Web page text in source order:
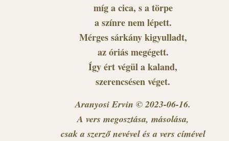
míg a cica, s a törpe
a színre nem lépett.
Mérges sárkány kigyulladt,
az óriás megégett.
Így ért végül a kaland,
szerencsésen véget.
Aranyosi Ervin © 2023-06-16.
A vers megosztása, másolása,
csak a szerző nevével és a vers címével